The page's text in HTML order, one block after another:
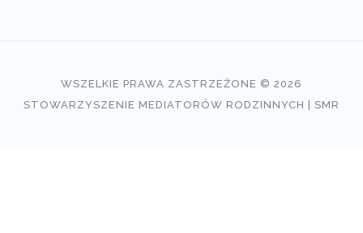
WSZELKIE PRAWA ZASTRZEŻONE © 2026
STOWARZYSZENIE MEDIATORÓW RODZINNYCH | SMR